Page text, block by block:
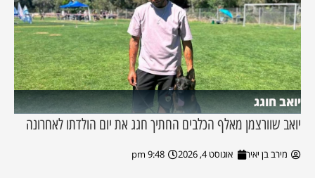
יואב חוגג
יואב שוורצמן מאלף הכלבים החתיך חגג את יום הולדתו לאחרונה
מירב בן יאיר אוגוסט 4, 2026 9:48 pm